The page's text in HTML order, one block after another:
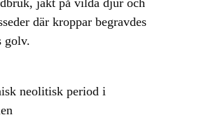
där kroppar begravdes
golv.